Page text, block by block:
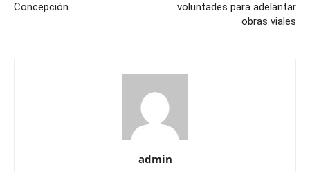
Concepción
voluntades para adelantar
obras viales
admin